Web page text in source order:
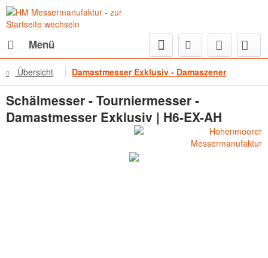
Menü
Übersicht Damastmesser Exklusiv - Damaszener
Schälmesser - Tourniermesser -
Damastmesser Exklusiv | H6-EX-AH